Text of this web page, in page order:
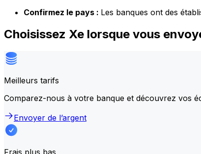
Confirmez le pays : Les banques ont des
Choisissez Xe lorsque vous
Meilleurs tarifs
Comparez-nous à votre banque et découvrez vos
Envoyer de l’argent
Frais plus bas